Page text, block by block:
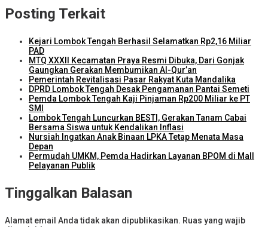
Posting Terkait
Kejari Lombok Tengah Berhasil Selamatkan Rp2,16 Miliar
PAD
MTQ XXXII Kecamatan Praya Resmi Dibuka, Dari Gonjak
Gaungkan Gerakan Membumikan Al-Qur’an
Pemerintah Revitalisasi Pasar Rakyat Kuta Mandalika
DPRD Lombok Tengah Desak Pengamanan Pantai Semeti
Pemda Lombok Tengah Kaji Pinjaman Rp200 Miliar ke PT
SMI
Lombok Tengah Luncurkan BESTI, Gerakan Tanam Cabai
Bersama Siswa untuk Kendalikan Inflasi
Nursiah Ingatkan Anak Binaan LPKA Tetap Menata Masa
Depan
Permudah UMKM, Pemda Hadirkan Layanan BPOM di Mall
Pelayanan Publik
Tinggalkan Balasan
Alamat email Anda tidak akan dipublikasikan. Ruas yang wajib